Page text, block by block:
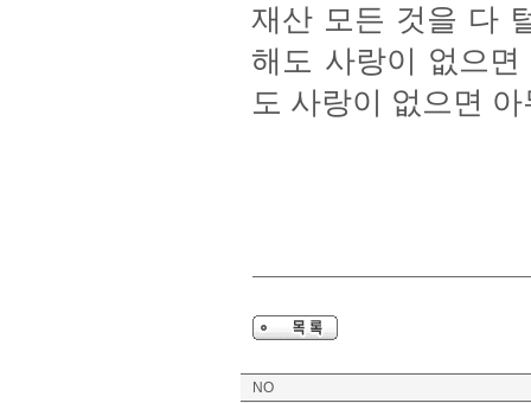
재산 모든 것을 다
해도 사랑이 없으
도 사랑이 없으면
NO